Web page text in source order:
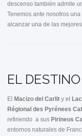
descenso también admite
Tenemos ante nosotros
alcanzar una de las
EL DESTINO
El Macizo del Carlit y el
Régional des Pyrénees
refiriendo a sus Pirineos
entornos naturales de